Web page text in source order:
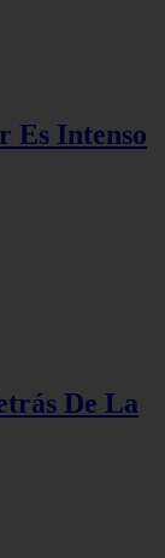
Es Intenso
De La